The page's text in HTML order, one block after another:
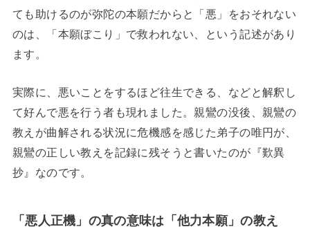
ても助けるのが弥陀の本願だからと「悪」をおそれない
のは、「本願ぼこり」で救われない、という記述があり
ます。
実際に、悪いことをするほど往生できる、などと解釈し
て好んで悪を行う者も現れました。親鸞の没後、親鸞の
教えが曲解される状況に危機感を感じた弟子の唯円が、
親鸞の正しい教えを記録に残そうと書いたのが『歎異
抄』なのです。
「悪人正機」の真の意味は「他力本願」の教え